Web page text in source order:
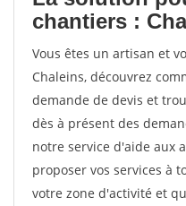
chantiers :
Vous êtes un artisan et
Chaleins, découvrez
demande de devis et
dès à présent des
notre service d'aide aux
proposer vos services à
votre zone d'activité et